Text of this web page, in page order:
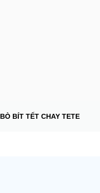
BÒ BÍT TẾT CHAY TETE